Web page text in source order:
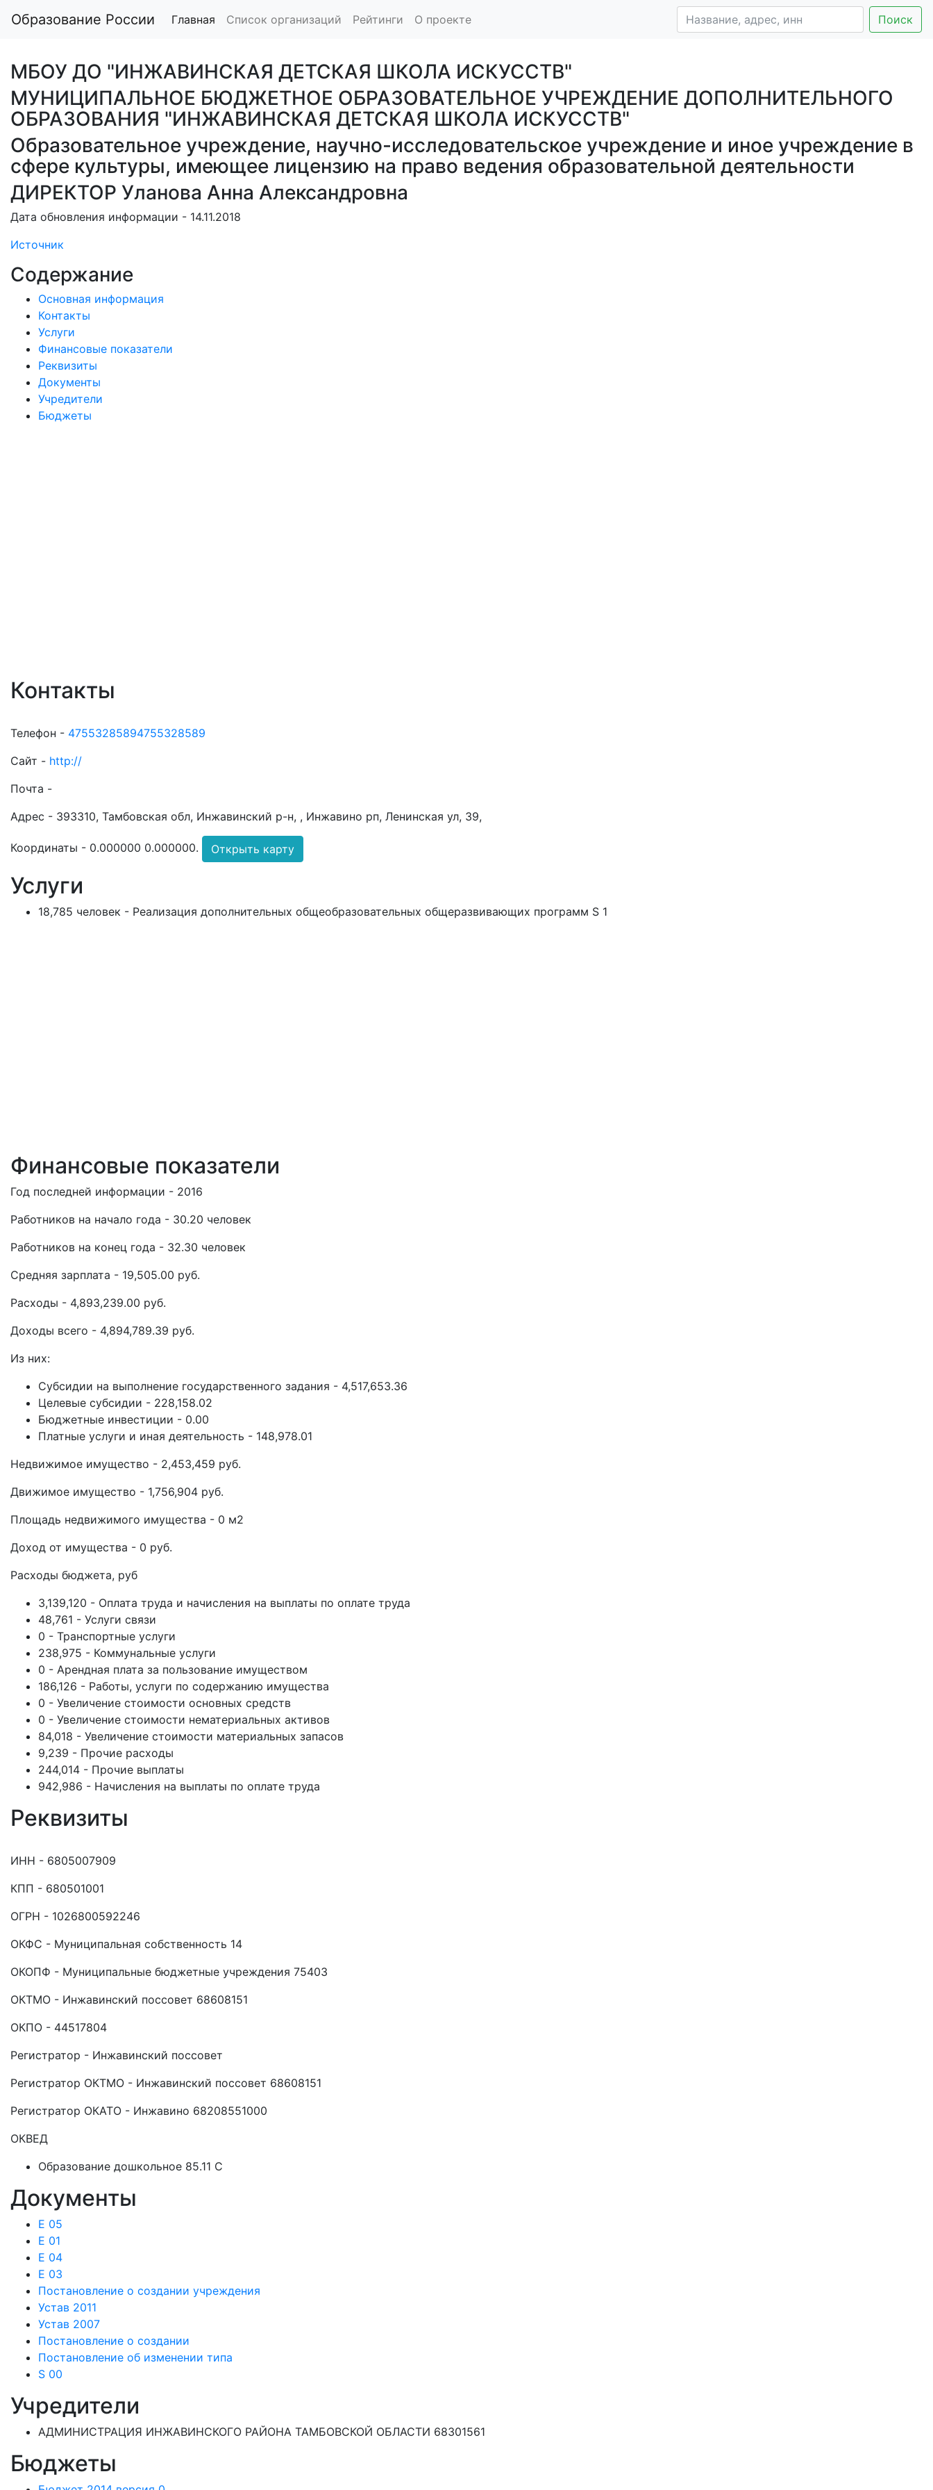
Образование России Главная Список организаций Рейтинги О проекте Поиск
МБОУ ДО "ИНЖАВИНСКАЯ ДЕТСКАЯ ШКОЛА ИСКУССТВ"
МУНИЦИПАЛЬНОЕ БЮДЖЕТНОЕ ОБРАЗОВАТЕЛЬНОЕ УЧРЕЖДЕНИЕ ДОПОЛНИТЕЛЬНОГО
ОБРАЗОВАНИЯ "ИНЖАВИНСКАЯ ДЕТСКАЯ ШКОЛА ИСКУССТВ"
Образовательное учреждение, научно-исследовательское учреждение и иное учреждение в
сфере культуры, имеющее лицензию на право ведения образовательной деятельности
ДИРЕКТОР Уланова Анна Александровна
Дата обновления информации - 14.11.2018
Источник
Содержание
Основная информация
Контакты
Услуги
Финансовые показатели
Реквизиты
Документы
Учредители
Бюджеты
Контакты
Телефон - 47553285894755328589
Сайт - http://
Почта -
Адрес - 393310, Тамбовская обл, Инжавинский р-н, , Инжавино рп, Ленинская ул, 39,
Координаты - 0.000000 0.000000. Открыть карту
Услуги
18,785 человек - Реализация дополнительных общеобразовательных общеразвивающих программ S 1
Финансовые показатели
Год последней информации - 2016
Работников на начало года - 30.20 человек
Работников на конец года - 32.30 человек
Средняя зарплата - 19,505.00 руб.
Расходы - 4,893,239.00 руб.
Доходы всего - 4,894,789.39 руб.
Из них:
Субсидии на выполнение государственного задания - 4,517,653.36
Целевые субсидии - 228,158.02
Бюджетные инвестиции - 0.00
Платные услуги и иная деятельность - 148,978.01
Недвижимое имущество - 2,453,459 руб.
Движимое имущество - 1,756,904 руб.
Площадь недвижимого имущества - 0 м2
Доход от имущества - 0 руб.
Расходы бюджета, руб
3,139,120 - Оплата труда и начисления на выплаты по оплате труда
48,761 - Услуги связи
0 - Транспортные услуги
238,975 - Коммунальные услуги
0 - Арендная плата за пользование имуществом
186,126 - Работы, услуги по содержанию имущества
0 - Увеличение стоимости основных средств
0 - Увеличение стоимости нематериальных активов
84,018 - Увеличение стоимости материальных запасов
9,239 - Прочие расходы
244,014 - Прочие выплаты
942,986 - Начисления на выплаты по оплате труда
Реквизиты
ИНН - 6805007909
КПП - 680501001
ОГРН - 1026800592246
ОКФС - Муниципальная собственность 14
ОКОПФ - Муниципальные бюджетные учреждения 75403
ОКТМО - Инжавинский поссовет 68608151
ОКПО - 44517804
Регистратор - Инжавинский поссовет
Регистратор ОКТМО - Инжавинский поссовет 68608151
Регистратор ОКАТО - Инжавино 68208551000
ОКВЕД
Образование дошкольное 85.11 C
Документы
E 05
E 01
E 04
E 03
Постановление о создании учреждения
Устав 2011
Устав 2007
Постановление о создании
Постановление об изменении типа
S 00
Учредители
АДМИНИСТРАЦИЯ ИНЖАВИНСКОГО РАЙОНА ТАМБОВСКОЙ ОБЛАСТИ 68301561
Бюджеты